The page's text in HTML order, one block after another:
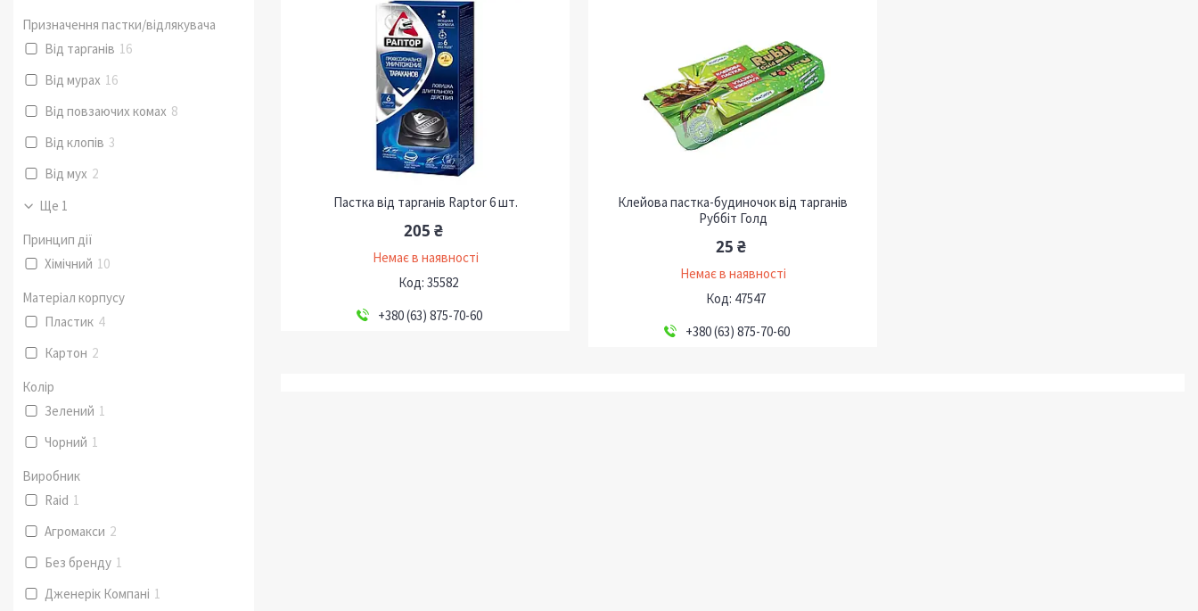
Пастка від тарганів Raptor 6 шт.
205 ₴
Немає в наявності
35582
+380 (63) 875-70-60
Клейова пастка-будиночок від тарганів
Руббіт Голд
25 ₴
Немає в наявності
47547
+380 (63) 875-70-60
Призначення пастки/відлякувача
Від тарганів 16
Від мурах 16
Від повзаючих комах 8
Від клопів 3
Від мух 2
Ще 1
Принцип дії
Хімічний 10
Матеріал корпусу
Пластик 4
Картон 2
Колір
Зелений 1
Чорний 1
Виробник
Raid 1
Агромакси 2
Без бренду 1
Дженерік Компані 1